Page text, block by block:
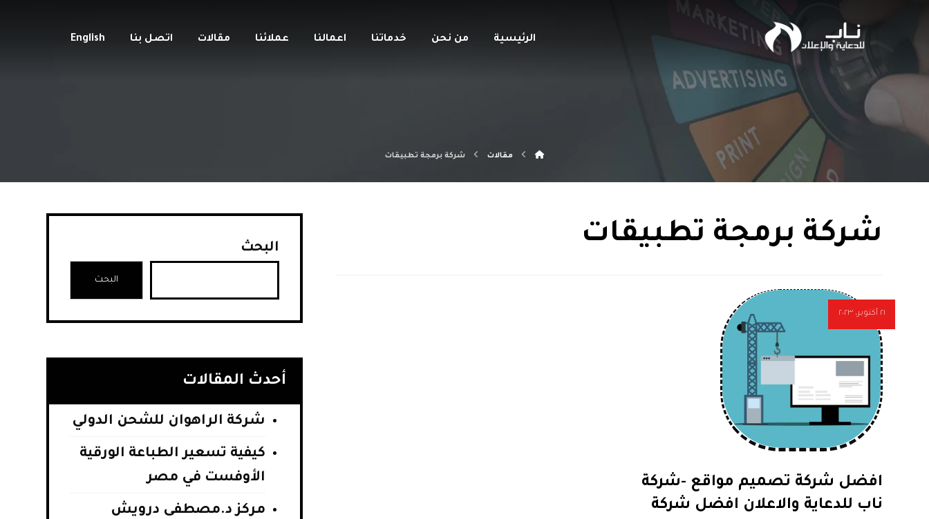
الرئيسية من نحن خدماتنا اعمالنا عملائنا مقالات اتصل بنا English
مقالات شركة برمجة تطبيقات
شركة برمجة تطبيقات
افضل شركة تصميم مواقع -شركة
ناب للدعاية والاعلان افضل شركة
٢١ أكتوبر، ٢٠٢٣
البحث
البحث
أحدث المقالات
شركة الراهوان للشحن الدولي
كيفية تسعير الطباعة الورقية
الأوفست في مصر
مركز د.مصطفى درويش